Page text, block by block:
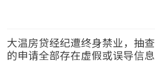
大温房贷经纪遭终身禁业，抽查
的申请全部存在虚假或误导信息